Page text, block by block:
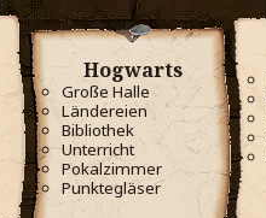
Hogwarts
Große Halle
Ländereien
Bibliothek
Unterricht
Pokalzimmer
Punktegläser